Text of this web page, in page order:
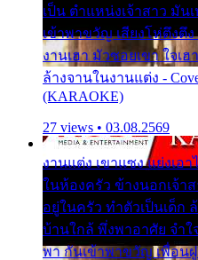
เป็น ตำแหน่งเจ้าสาว มั
เข้าพาขวัญ เสียงโห่ตึงตึ
งานเฮา มัวซอยเขา ใจ
ล้างจานในงานแต่ง -
(KARAOKE)
27 views • 03.08.2569
งานแต่ง เขาแซง แย่งเ
ในห้องครัว ข้างนอกเจ้า
อยู่ในครัว ทำตัวเป็นเด็ก
บ้านใกล้ พึ่งพาอาศัย จำใ
พา กันเข้าพาขวัญ เพื่อนฝู